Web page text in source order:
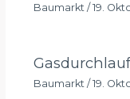
Baumarkt / 19.
Baumarkt /19.